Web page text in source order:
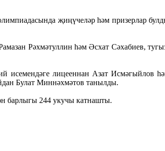
җиңүчеләр һәм призерлар
Рәхмәтуллин һәм Әсхат Сәхабиев,
лицееннан Азат Исмәгыйлов
Булат Миннәхмәтов танылды.
барлыгы 244 укучы катнашты.